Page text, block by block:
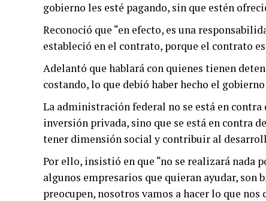
gobierno les esté pagando, sin que estén
Reconoció que “en efecto, es una
estableció en el contrato, porque el contrato
Adelantó que hablará con quienes tienen
costando, lo que debió haber hecho el
La administración federal no se está en
inversión privada, sino que se está en contra
tener dimensión social y contribuir al
Por ello, insistió en que “no se realizará nada
algunos empresarios que quieran ayudar, son
preocupen, nosotros vamos a hacer lo que